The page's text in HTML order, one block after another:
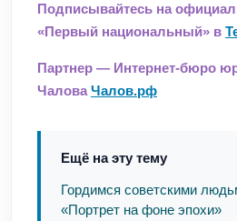
Подписывайтесь на
«Первый национальный» в
Партнер — Интернет-бюро
Чалова Чалов.рф
Ещё на эту тему
Гордимся советскими
«Портрет на фоне эпохи»